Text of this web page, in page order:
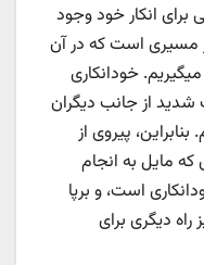
برای انکار خود وجود
در مسیری است که در آن
خودانکاری
از جانب دیگران
پیروی از
مایل به انجام
است، و برپا
دیگری برای